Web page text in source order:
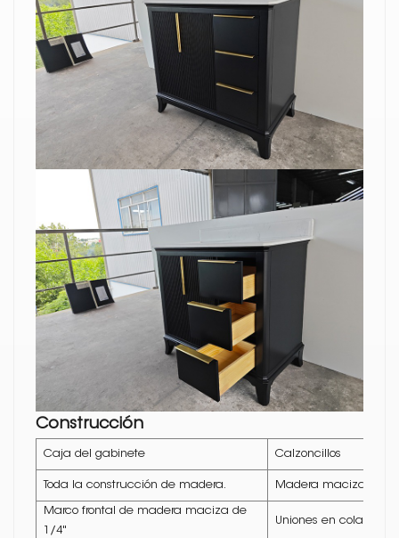
Construcción
Caja del gabinete Calzoncillos
Toda la construcción de madera. Madera maciza
Marco frontal de madera maciza de
1/4"
Uniones en cola de